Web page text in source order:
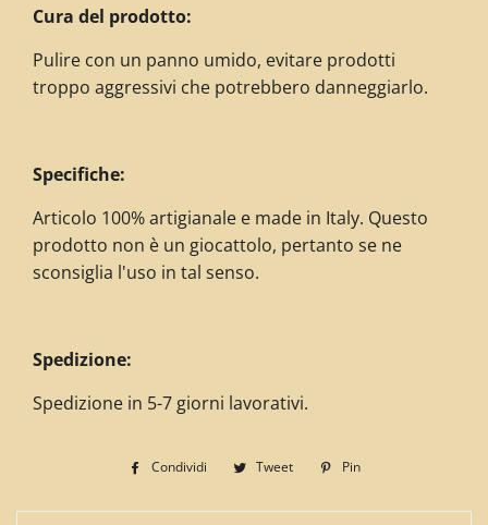
Cura del prodotto:
Pulire con un panno umido, evitare prodotti
troppo aggressivi che potrebbero danneggiarlo.
Specifiche:
Articolo 100% artigianale e made in Italy. Questo
prodotto non è un giocattolo, pertanto se ne
sconsiglia l'uso in tal senso.
Spedizione:
Spedizione in 5-7 giorni lavorativi.
Condividi
Condividi
Facebook
Tweet
Twitta
Twitter
Pin
Pinterest